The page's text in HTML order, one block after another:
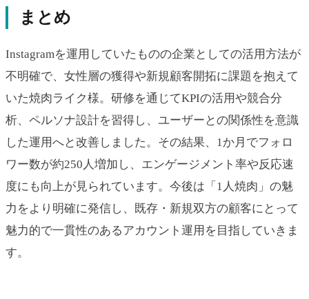
まとめ
Instagramを運用していたものの企業としての活用方法が
不明確で、女性層の獲得や新規顧客開拓に課題を抱えて
いた焼肉ライク様。研修を通じてKPIの活用や競合分
析、ペルソナ設計を習得し、ユーザーとの関係性を意識
した運用へと改善しました。その結果、1か月でフォロ
ワー数が約250人増加し、エンゲージメント率や反応速
度にも向上が見られています。今後は「1人焼肉」の魅
力をより明確に発信し、既存・新規双方の顧客にとって
魅力的で一貫性のあるアカウント運用を目指していきま
す。